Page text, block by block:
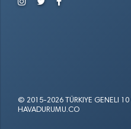
© 2015-2026 TÜRKIYE GENELI 10
HAVADURUMU.CO